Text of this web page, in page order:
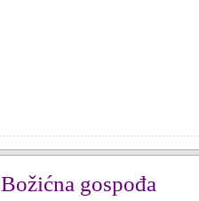
Božićna gospođa